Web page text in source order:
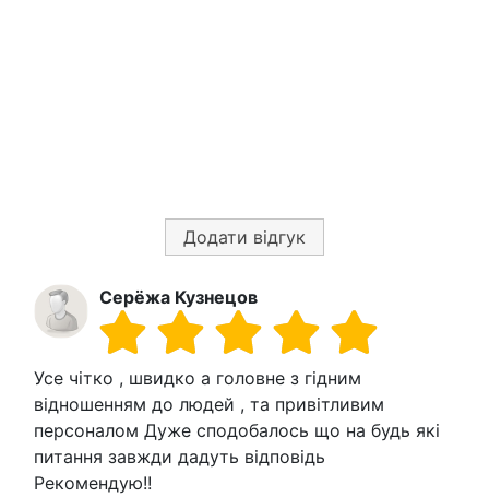
Додати відгук
Серёжа Кузнецов
Усе чітко , швидко а головне з гідним
відношенням до людей , та привітливим
персоналом Дуже сподобалось що на будь які
питання завжди дадуть відповідь
Рекомендую!!